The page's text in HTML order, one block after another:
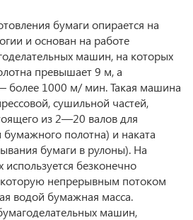
бумаги опирается на
и основан на работе
машин, на которых
превышает 9 м, а
более 1000 м/ мин. Такая машина
сушильной частей,
из 2—20 валов для
полотна) и наката
бумаги в рулоны). На
безконечно
непрерывным потоком
водой бумажная масса.
машин,